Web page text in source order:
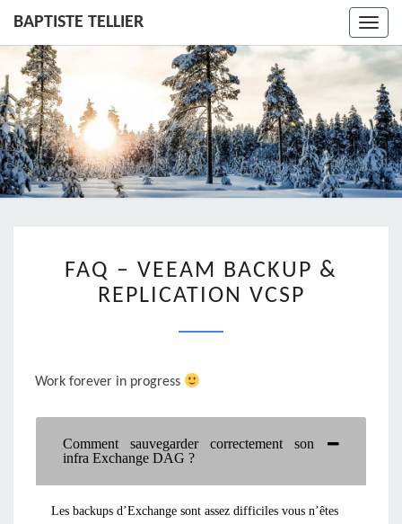
BAPTISTE TELLIER
–
VEEAM
&
FAQ – VEEAM BACKUP &
REPLICATION VCSP
Work forever in progress
Comment sauvegarder correctement son
infra Exchange DAG ?
Les backups d’Exchange sont assez difficiles vous n’êtes